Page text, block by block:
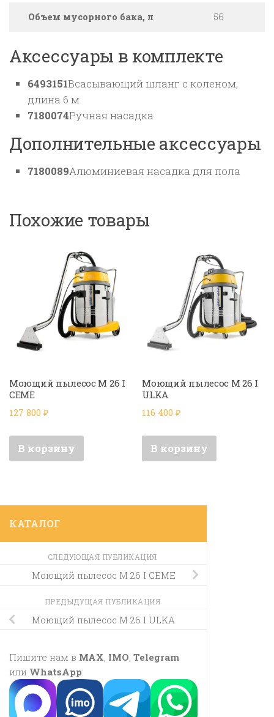
Объем мусорного бака, л 56
Аксессуары в комплекте
6493151Всасывающий шланг с коленом,
длина 6 м
7180074Ручная насадка
Дополнительные аксессуары
7180089Алюминиевая насадка для пола
Похожие товары
Моющий пылесос M 26 I
CEME
127 800 ₽
В корзину
Моющий пылесос M 26 I
ULKA
116 400₽
В корзину
КАТАЛОГ
СЛЕДУЮЩАЯ ПУБЛИКАЦИЯ
Моющий пылесос M 26 I CEME
ПРЕДЫДУЩАЯ ПУБЛИКАЦИЯ
Моющий пылесос M 26 I ULKA
Пишите нам в MAX IMO Telegram
или WhatsApp: